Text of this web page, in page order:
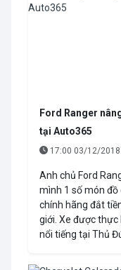
Ford Ranger
tại Auto365
17:00 03/12/2018
Anh chủ Ford
mình 1 số món đồ
chính hãng đắt
giới. Xe được thực
nổi tiếng tại Thủ